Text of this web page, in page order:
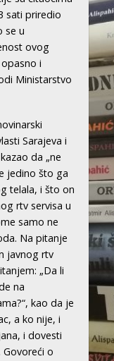
sati priredio
se u
ovog
i
Ministarstvo
Sarajeva i
da „ne
jedino što ga
telala, i što on
rtv servisa u
samo ne
Na pitanje
javnog rtv
„Da li
na
kao da je
a ko nije, i
i dovesti
o